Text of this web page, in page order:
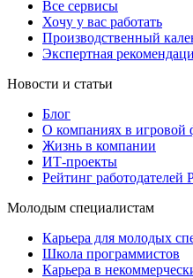
Все сервисы
Хочу у вас работать
Производственный
Экспертная
Новости и статьи
Блог
О компаниях в игровой
Жизнь в компании
ИТ-проекты
Рейтинг работодателей
Молодым специалистам
Карьера для молодых
Школа программистов
Карьера в